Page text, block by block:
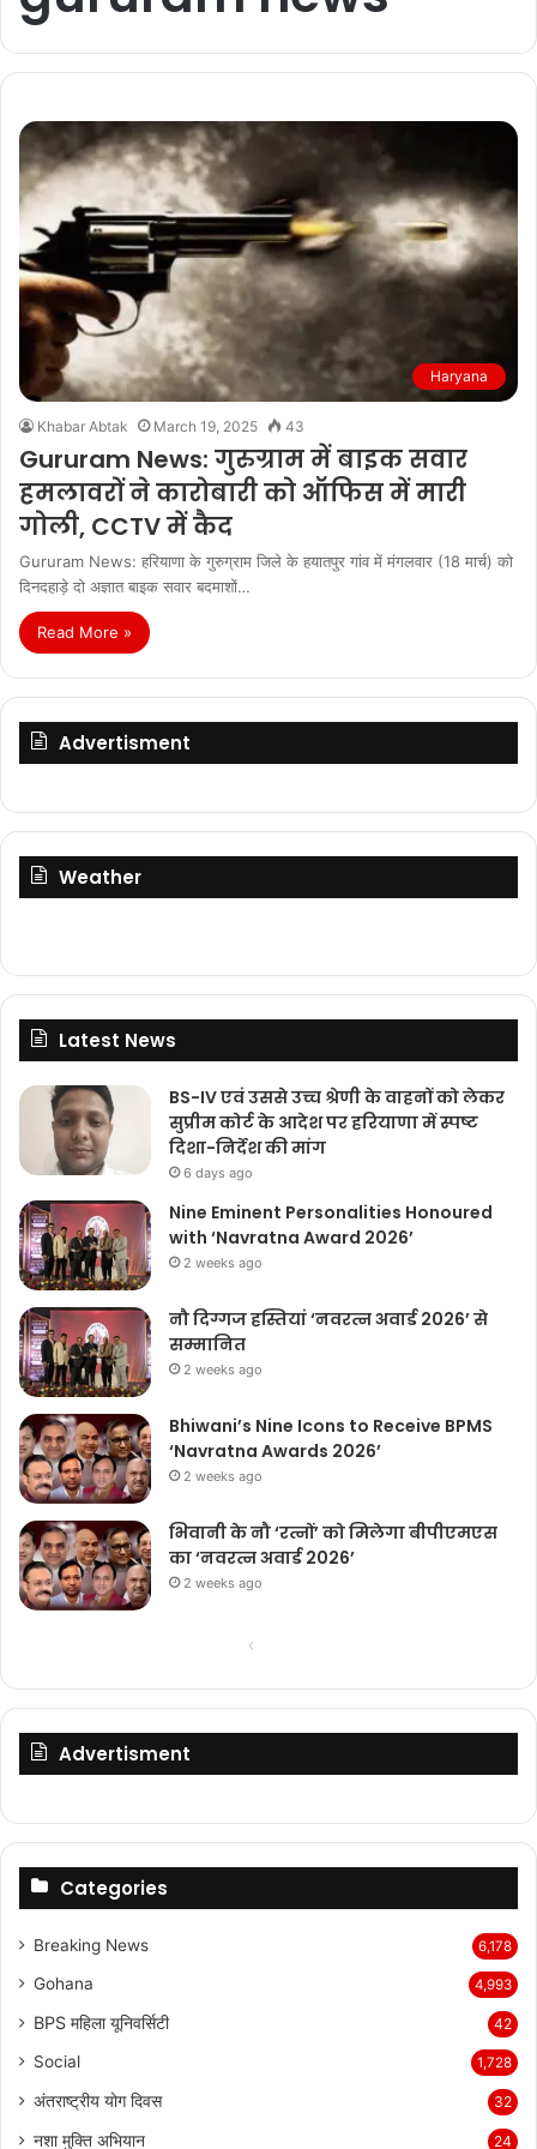
Haryana
Khabar Abtak March 19, 2025 43
Gururam News: गुरुग्राम में बाइक सवार
हमलावरों ने कारोबारी को ऑफिस में मारी
गोली, CCTV में कैद
Gururam News: हरियाणा के गुरुग्राम जिले के हयातपुर गांव में मंगलवार (18 मार्च) को
दिनदहाड़े दो अज्ञात बाइक सवार बदमाशों…
Read More »
Advertisment
Weather
Latest News
BS-IV एवं उससे उच्च श्रेणी के वाहनों को लेकर
सुप्रीम कोर्ट के आदेश पर हरियाणा में स्पष्ट
दिशा-निर्देश की मांग
6 days ago
Nine Eminent Personalities Honoured
with ‘Navratna Award 2026’
2 weeks ago
नौ दिग्गज हस्तियां ‘नवरत्न अवार्ड 2026’ से
सम्मानित
2 weeks ago
Bhiwani’s Nine Icons to Receive BPMS
‘Navratna Awards 2026’
2 weeks ago
भिवानी के नौ ‘रत्नों’ को मिलेगा बीपीएमएस
का ‘नवरत्न अवार्ड 2026’
2 weeks ago
Previous
Advertisment
Categories
Breaking News 6,178
Gohana 4,993
BPS महिला यूनिवर्सिटी 42
Social 1,728
अंतराष्ट्रीय योग दिवस 32
नशा मुक्ति अभियान 24